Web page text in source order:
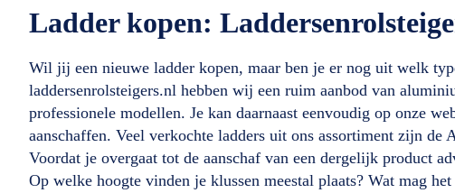
Ladder kopen:
Wil jij een nieuwe ladder kopen, maar ben je er nog uit welk
laddersenrolsteigers.nl hebben wij een ruim aanbod van
professionele modellen. Je kan daarnaast eenvoudig op onze
aanschaffen. Veel verkochte ladders uit ons assortiment zijn de
Voordat je overgaat tot de aanschaf van een dergelijk product
Op welke hoogte vinden je klussen meestal plaats? Wat mag